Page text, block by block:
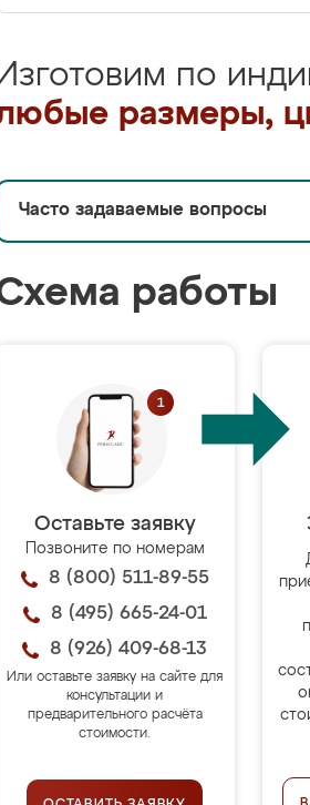
по
размеры,
Часто задаваемые вопросы
работы
Оставьте заявку
Позвоните по номерам
8 (800) 511-89-55
8 (495) 665-24-01
8 (926) 409-68-13
Или оставьте заявку на сайте для
консультации и
предварительного расчёта
стоимости.